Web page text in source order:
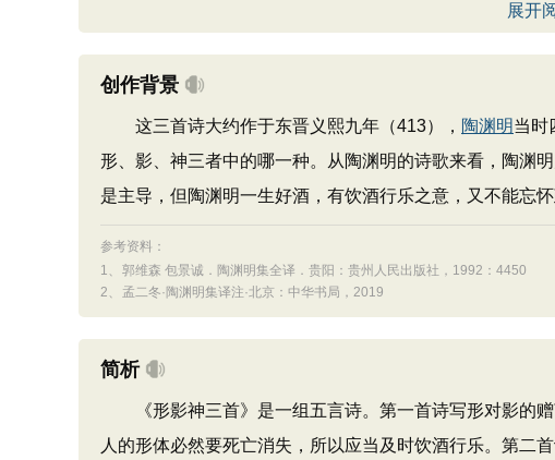
展开
创作背景
这三首诗大约作于东晋义熙九年（413）， 陶渊明当时
形、影、神三者中的哪一种。从陶渊明的诗歌来看，陶渊
是主导，但陶渊明一生好酒，有饮酒行乐之意，又不能忘
参考资料：
1、 郭维森 包景诚．陶渊明集全译．贵阳：贵州人民出版社，1992：4450
2、
孟二冬·陶渊明集译注·北京：中华书局，2019
简析
《形影神三首》是一组五言诗。第一首诗写形对影的赠
人的形体必然要死亡消失，所以应当及时饮酒行乐。第二